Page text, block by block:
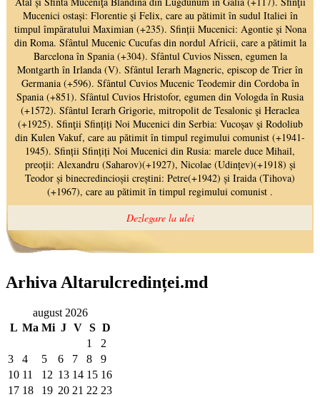
Arhiva Altarulcredinței.md
august 2026
L Ma Mi J V S D
1
2
3
4 5 6 7 8
9
10 11 12 13 14 15 16
17 18 19 20 21 22 23